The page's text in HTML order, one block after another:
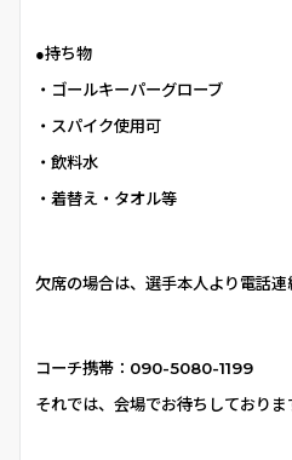
●持ち物
・ゴールキーパーグローブ
・スパイク使用可
・飲料水
・着替え・タオル等
欠席の場合は、選手本人より電話連
コーチ携帯：090-5080-1199
それでは、会場でお待ちしておりま